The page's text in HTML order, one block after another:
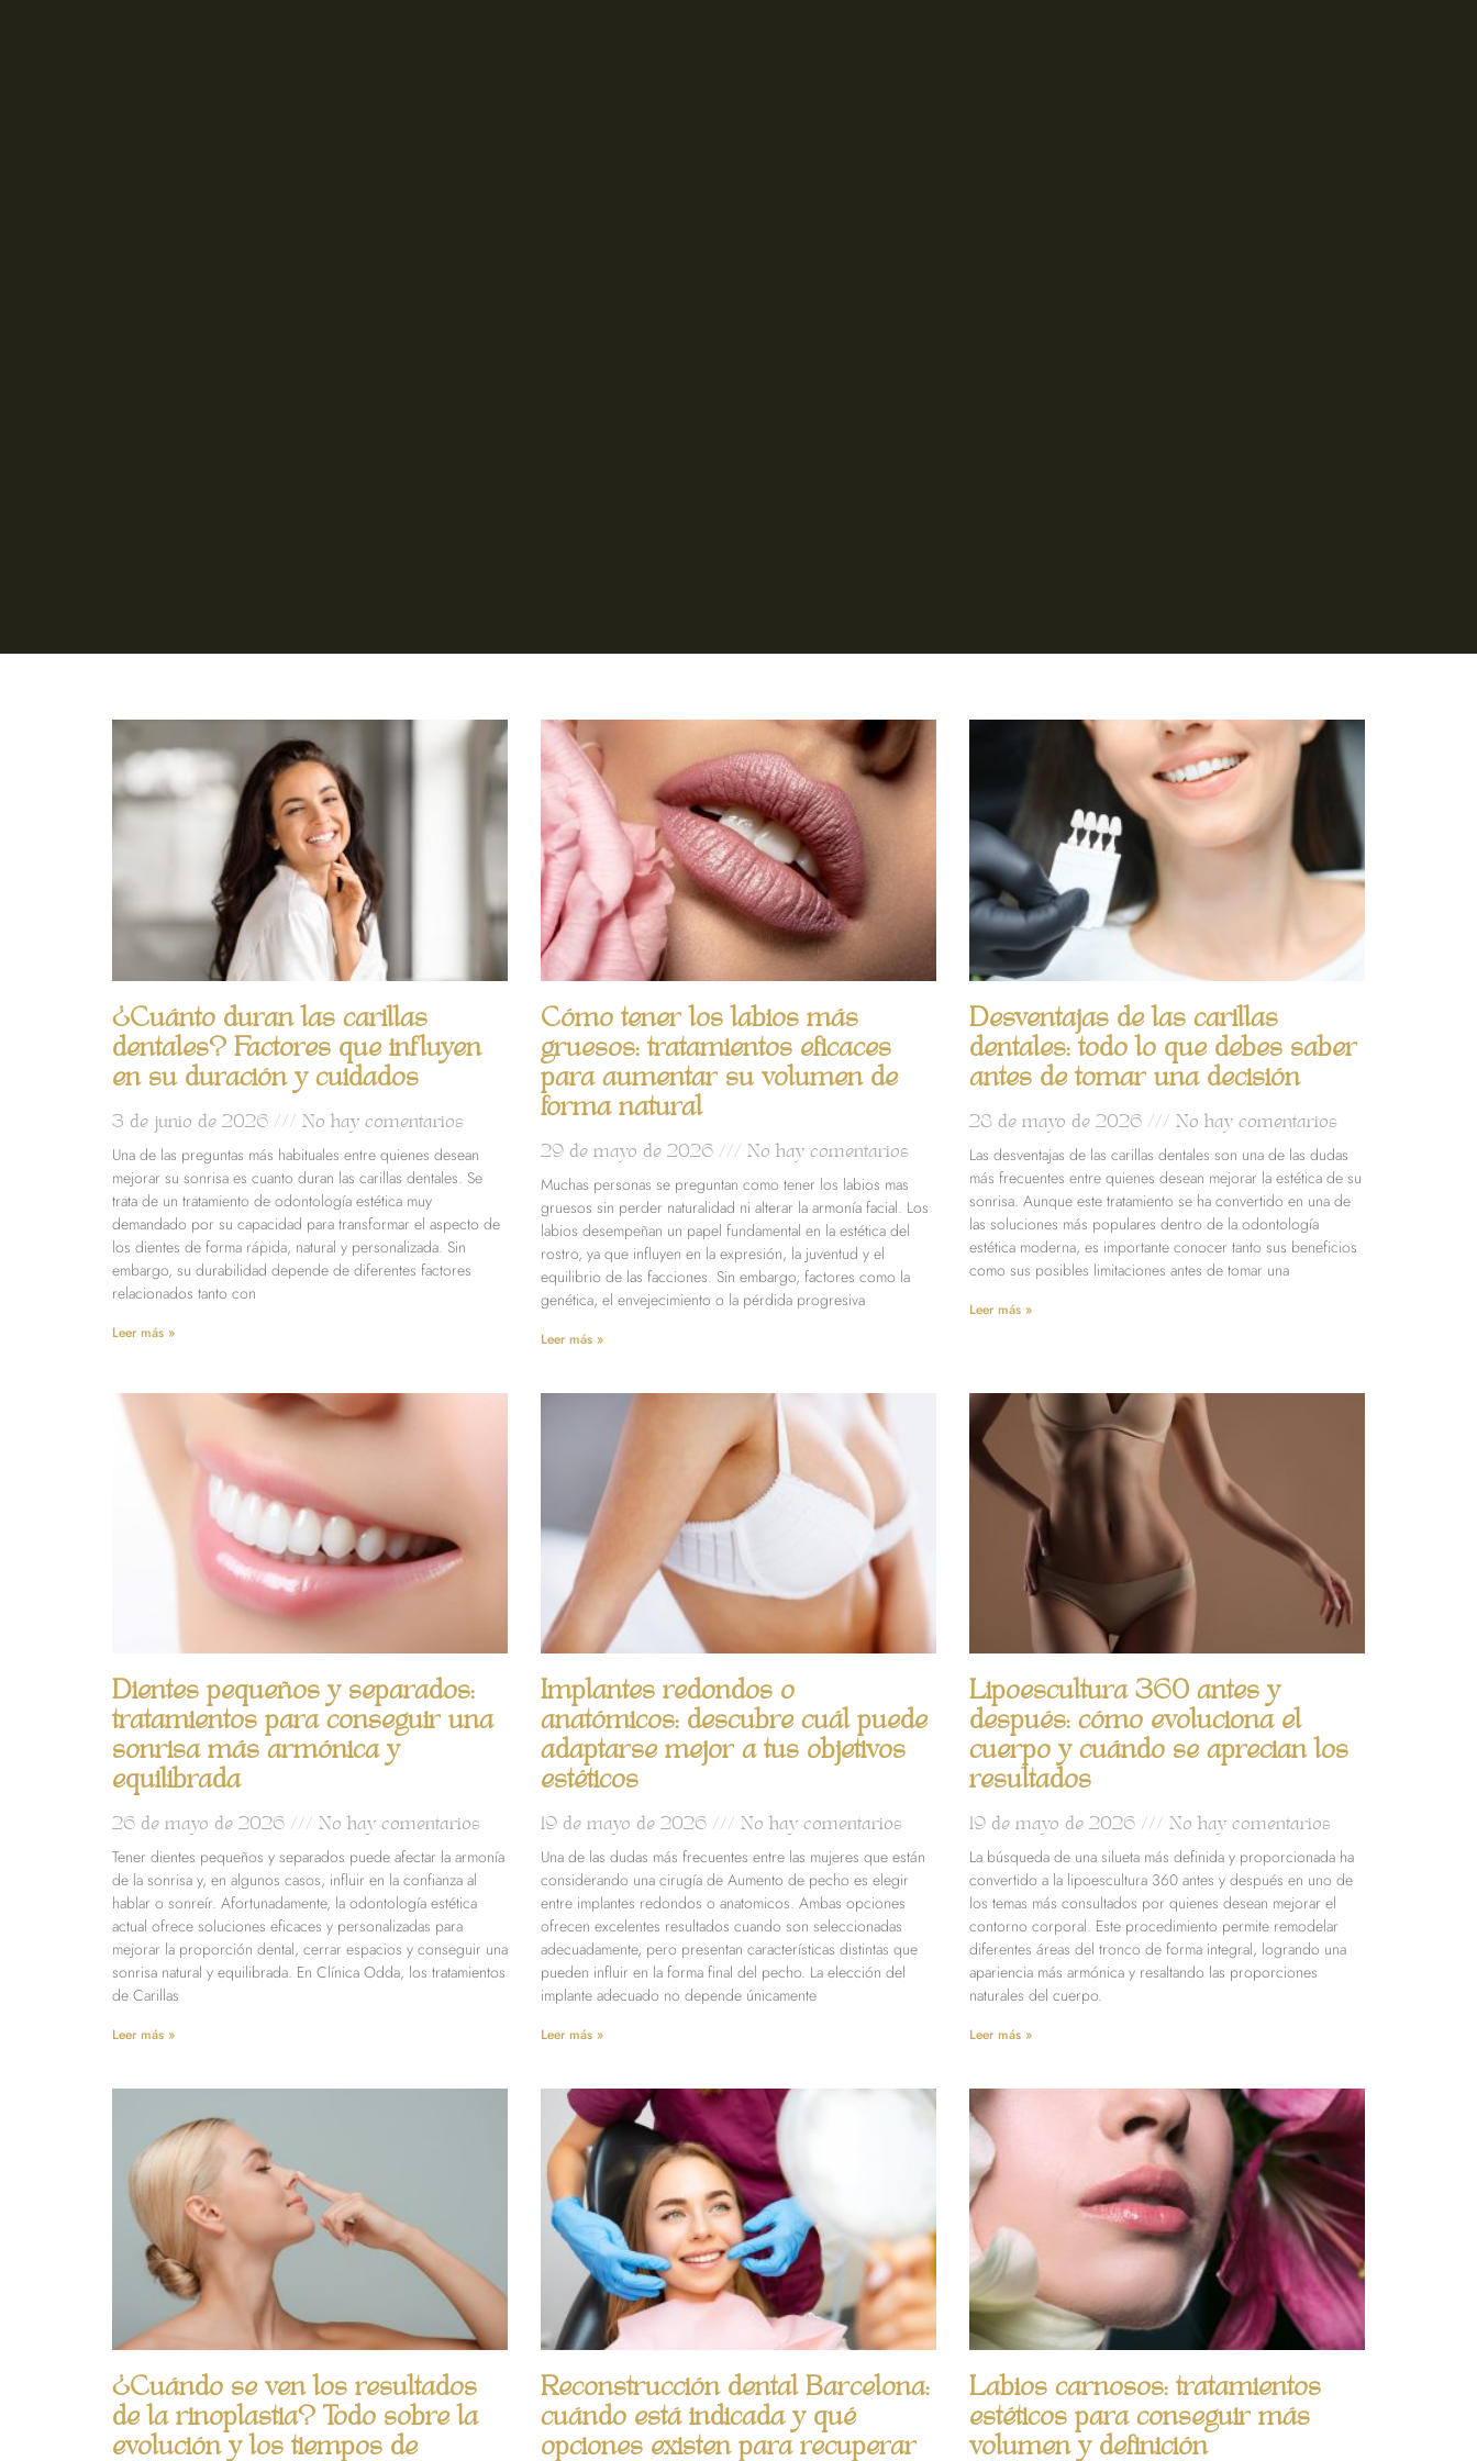
¿Cuánto duran las carillas
dentales? Factores que influyen
en su duración y cuidados
3 de junio de 2026 No hay comentarios
Una de las preguntas más habituales entre quienes desean
mejorar su sonrisa es cuanto duran las carillas dentales. Se
trata de un tratamiento de odontología estética muy
demandado por su capacidad para transformar el aspecto de
los dientes de forma rápida, natural y personalizada. Sin
embargo, su durabilidad depende de diferentes factores
relacionados tanto con
Leer más »
Cómo tener los labios más
gruesos: tratamientos eficaces
para aumentar su volumen de
forma natural
29 de mayo de 2026 No hay comentarios
Muchas personas se preguntan como tener los labios mas
gruesos sin perder naturalidad ni alterar la armonía facial. Los
labios desempeñan un papel fundamental en la estética del
rostro, ya que influyen en la expresión, la juventud y el
equilibrio de las facciones. Sin embargo, factores como la
genética, el envejecimiento o la pérdida progresiva
Leer más »
Desventajas de las carillas
dentales: todo lo que debes saber
antes de tomar una decisión
28 de mayo de 2026 No hay comentarios
Las desventajas de las carillas dentales son una de las dudas
más frecuentes entre quienes desean mejorar la estética de su
sonrisa. Aunque este tratamiento se ha convertido en una de
las soluciones más populares dentro de la odontología
estética moderna, es importante conocer tanto sus beneficios
como sus posibles limitaciones antes de tomar una
Leer más »
Dientes pequeños y separados:
tratamientos para conseguir una
sonrisa más armónica y
equilibrada
26 de mayo de 2026 No hay comentarios
Tener dientes pequeños y separados puede afectar la armonía
de la sonrisa y, en algunos casos, influir en la confianza al
hablar o sonreír. Afortunadamente, la odontología estética
actual ofrece soluciones eficaces y personalizadas para
mejorar la proporción dental, cerrar espacios y conseguir una
sonrisa natural y equilibrada. En Clínica Odda, los tratamientos
de Carillas
Leer más »
Implantes redondos o
anatómicos: descubre cuál puede
adaptarse mejor a tus objetivos
estéticos
19 de mayo de 2026 No hay comentarios
Una de las dudas más frecuentes entre las mujeres que están
considerando una cirugía de Aumento de pecho es elegir
entre implantes redondos o anatomicos. Ambas opciones
ofrecen excelentes resultados cuando son seleccionadas
adecuadamente, pero presentan características distintas que
pueden influir en la forma final del pecho. La elección del
implante adecuado no depende únicamente
Leer más »
Lipoescultura 360 antes y
después: cómo evoluciona el
cuerpo y cuándo se aprecian los
resultados
19 de mayo de 2026 No hay comentarios
La búsqueda de una silueta más definida y proporcionada ha
convertido a la lipoescultura 360 antes y después en uno de
los temas más consultados por quienes desean mejorar el
contorno corporal. Este procedimiento permite remodelar
diferentes áreas del tronco de forma integral, logrando una
apariencia más armónica y resaltando las proporciones
naturales del cuerpo.
Leer más »
¿Cuándo se ven los resultados
de la rinoplastia? Todo sobre la
evolución y los tiempos de
Reconstrucción dental Barcelona:
cuándo está indicada y qué
opciones existen para recuperar
Labios carnosos: tratamientos
estéticos para conseguir más
volumen y definición
Página
Página
Página
Página
Página